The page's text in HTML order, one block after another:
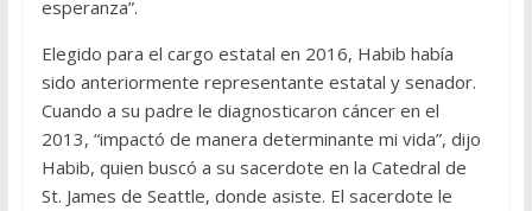
esperanza”.
Elegido para el cargo estatal en 2016, Habib había
sido anteriormente representante estatal y senador.
Cuando a su padre le diagnosticaron cáncer en el
2013, “impactó de manera determinante mi vida”, dijo
Habib, quien buscó a su sacerdote en la Catedral de
St. James de Seattle, donde asiste. El sacerdote le